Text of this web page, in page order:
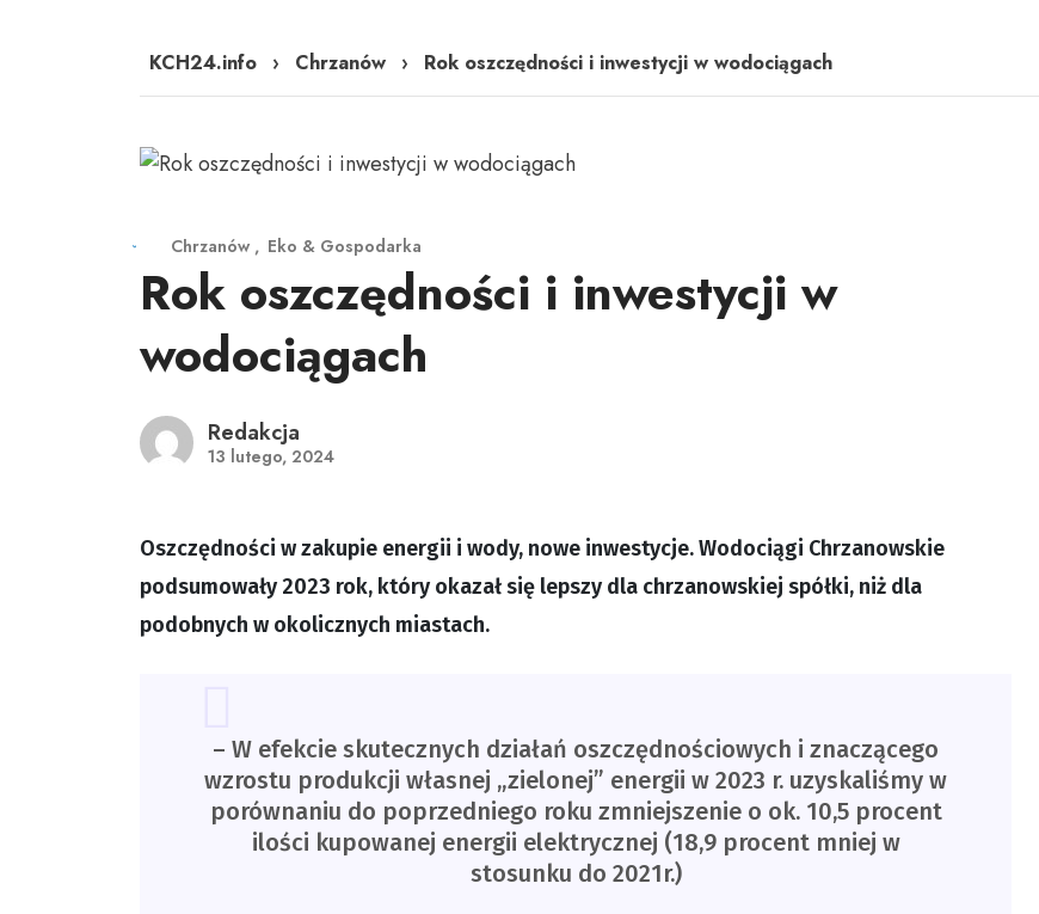
KCH24.info › Chrzanów › Rok oszczędności i inwestycji w wodociągach
Chrzanów Eko & Gospodarka
Rok oszczędności i inwestycji w
wodociągach
Redakcja
13 lutego, 2024
Oszczędności w zakupie energii i wody, nowe inwestycje. Wodociągi Chrzanowskie
podsumowały 2023 rok, który okazał się lepszy dla chrzanowskiej spółki, niż dla
podobnych w okolicznych miastach.
– W efekcie skutecznych działań oszczędnościowych i znaczącego
wzrostu produkcji własnej „zielonej” energii w 2023 r. uzyskaliśmy w
porównaniu do poprzedniego roku zmniejszenie o ok. 10,5 procent
ilości kupowanej energii elektrycznej (18,9 procent mniej w
stosunku do 2021r.)